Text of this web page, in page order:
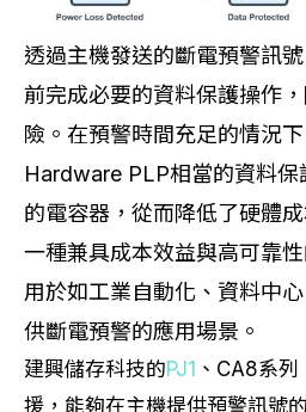
透過主機發送的斷電預警訊
前完成必要的資料保護操作
險。在預警時間充足的情況
Hardware PLP相當的資料
的電容器，從而降低了硬體
一種兼具成本效益與高可靠
用於如工業自動化、資料中
供斷電預警的應用場景。
建興儲存科技的PJ1 、CA8系
援，能夠在主機提供預警訊號